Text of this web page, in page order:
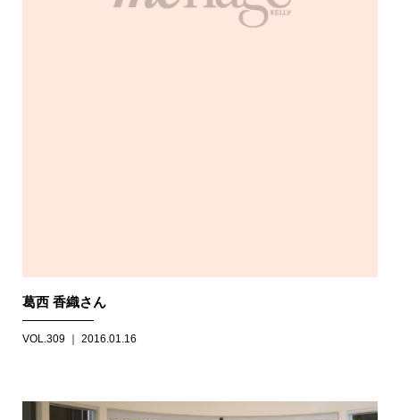
葛西 香織さん
VOL.309 ｜ 2016.01.16